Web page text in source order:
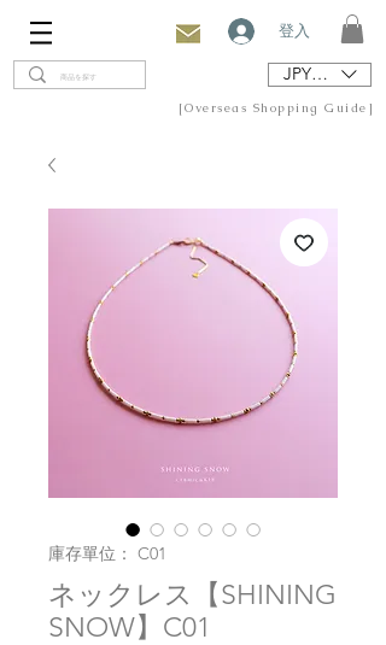
登入
JPY (¥)
[Overseas Shopping Guide]
庫存單位： C01
ネックレス【SHINING
SNOW】C01